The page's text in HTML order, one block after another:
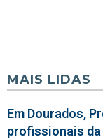
MAIS LIDAS
Em Dourados,
profissionais